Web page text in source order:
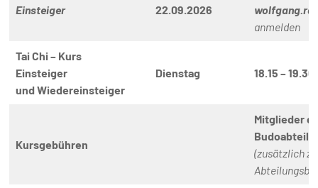
Einsteiger
22.09.2026
anmelden
Tai Chi – Kurs
Einsteiger
und Wiedereinsteiger
Dienstag 18.15 –
Kursgebühren
Mitglieder
(zusätzlich